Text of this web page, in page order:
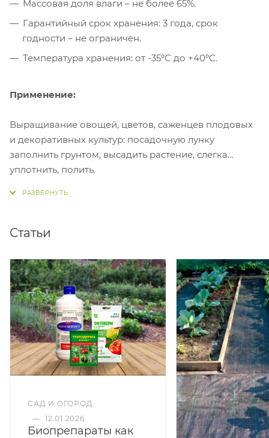
Массовая доля влаги – не более 65%.
Гарантийный срок хранения: 3 года, срок
годности – не ограничен.
Температура хранения: от -35ºС до +40ºС.
Применение:
Выращивание овощей, цветов, саженцев плодовых
и декоративных культур: посадочную лунку
заполнить грунтом, высадить растение, слегка
уплотнить, полить.
Статьи
САД И ОГОРОД
— 12.01.2026
Биопрепараты как